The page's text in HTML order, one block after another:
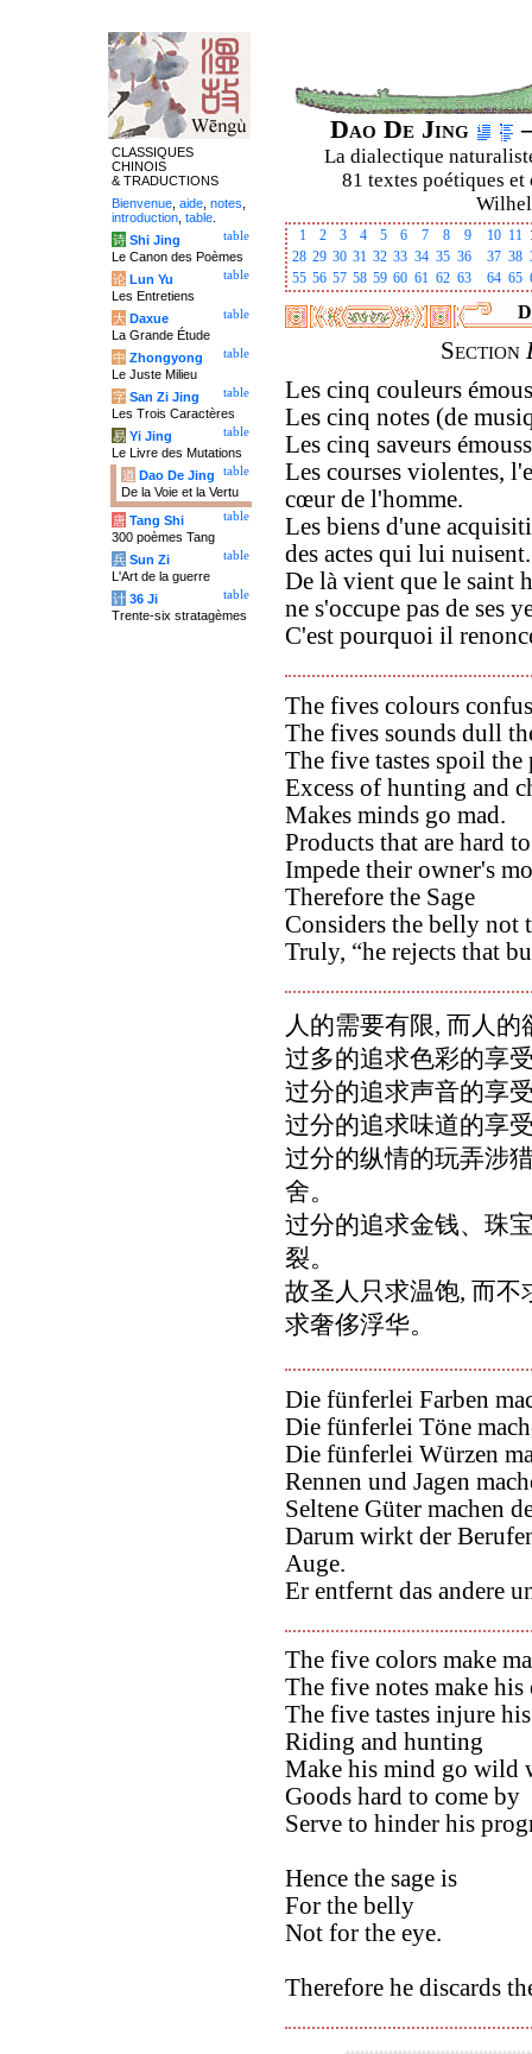
Dao De Jing
La dialectique
81 textes poétiques
1 2 3 4 5 6 7 8 9 10 11
28 29 30 31 32 33 34 35 36 37 38
55 56 57 58 59 60 61 62 63 64 65
Section
Les cinq couleurs
Les cinq notes (de
Les cinq saveurs
Les courses violentes,
cœur de l'homme.
Les biens d'une
des actes qui lui nuisent.
De là vient que le saint
ne s'occupe pas de ses
C'est pourquoi il
The fives colours
The fives sounds dull
The five tastes spoil the
Excess of hunting and
Makes minds go mad.
Products that are hard
Impede their owner's
Therefore the Sage
Considers the belly not
Truly, “he rejects that
人的需要有限, 而人的
过多的追求色彩的享
过分的追求声音的享
过分的追求味道的享
过分的纵情的玩弄涉
舍。
过分的追求金钱、珠
裂。
故圣人只求温饱, 而不
求奢侈浮华。
Die fünferlei Farben
Die fünferlei Töne
Die fünferlei Würzen
Rennen und Jagen
Seltene Güter machen
Darum wirkt der
Auge.
Er entfernt das andere
The five colors make
The five notes make his
The five tastes injure
Riding and hunting
Make his mind go wild
Goods hard to come by
Serve to hinder his
Hence the sage is
For the belly
Not for the eye.
Therefore he discards
CLASSIQUES
CHINOIS
& TRADUCTIONS
Bienvenue aide notes
introduction table
table
诗 Shi Jing
Le Canon des Poèmes
table
论 Lun Yu
Les Entretiens
table
大 Daxue
La Grande Étude
table
中 Zhongyong
Le Juste Milieu
table
字 San Zi Jing
Les Trois Caractères
table
易 Yi Jing
Le Livre des Mutations
table
道 Dao De Jing
De la Voie et la Vertu
table
唐 Tang Shi
300 poèmes Tang
table
兵 Sun Zi
L'Art de la guerre
table
计 36 Ji
Trente-six stratagèmes